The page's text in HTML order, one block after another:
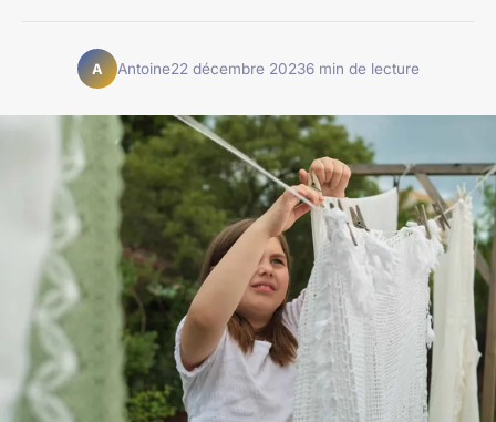
A Antoine22 décembre 20236 min de lecture